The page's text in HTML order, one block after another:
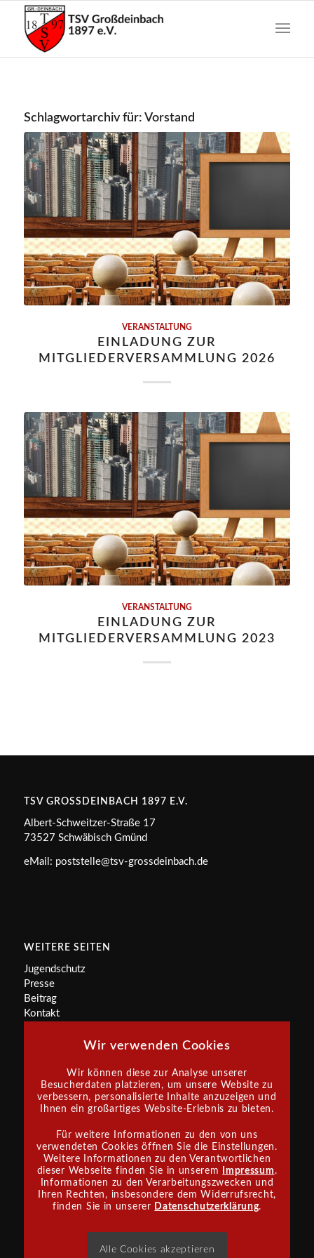
Schlagwortarchiv für: Vorstand
VERANSTALTUNG
EINLADUNG ZUR
MITGLIEDERVERSAMMLUNG 2026
VERANSTALTUNG
EINLADUNG ZUR
MITGLIEDERVERSAMMLUNG 2023
TSV GROSSDEINBACH 1897 E.V.
Albert-Schweitzer-Straße 17
73527 Schwäbisch Gmünd
eMail: poststelle@tsv-grossdeinbach.de
WEITERE SEITEN
Jugendschutz
Presse
Beitrag
Kontakt
INFORMATIONEN
Impressum
Datenschutz
SPONSOR WERDEN
Wir verwenden Cookies
Wir können diese zur Analyse unserer
Besucherdaten platzieren, um unsere Website zu
verbessern, personalisierte Inhalte anzuzeigen und
Ihnen ein großartiges Website-Erlebnis zu bieten.
Für weitere Informationen zu den von uns
verwendeten Cookies öffnen Sie die Einstellungen.
Weitere Informationen zu den Verantwortlichen
dieser Webseite finden Sie in unserem
Impressum.
Informationen zu den Verarbeitungszwecken und
Ihren Rechten, insbesondere dem Widerrufsrecht,
finden Sie in unserer Datenschutzerklärung.
Alle Cookies akzeptieren